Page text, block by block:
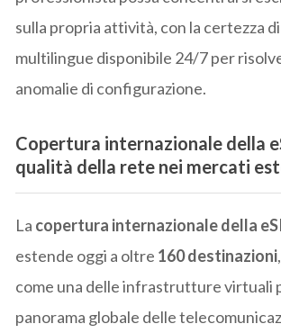
sulla propria attività, con la certezza di
multilingue disponibile 24/7 per
anomalie di configurazione.
Copertura internazionale della
qualità della rete nei mercati
La copertura internazionale della
estende oggi a oltre 160 destinazioni
come una delle infrastrutture virtuali
panorama globale delle